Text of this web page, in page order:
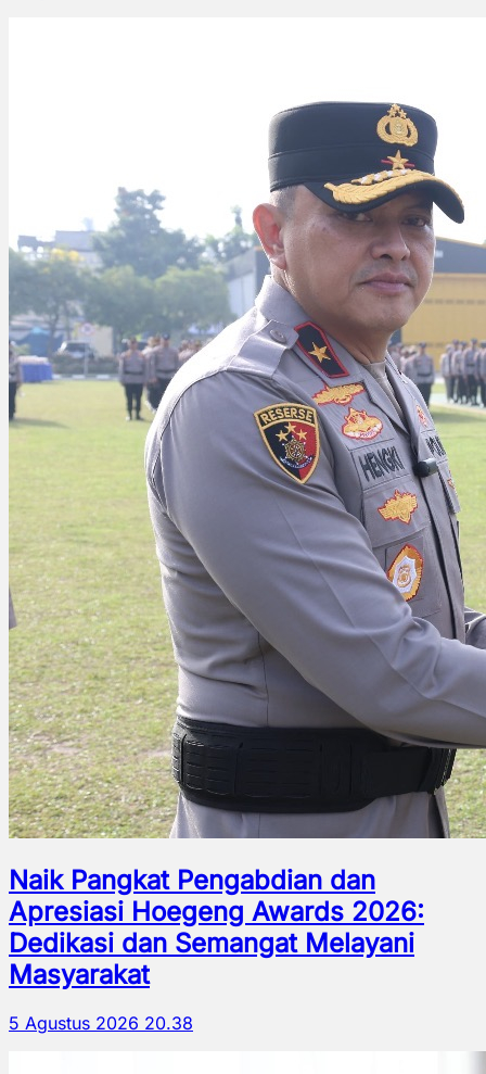
Naik Pangkat Pengabdian dan
Apresiasi Hoegeng Awards 2026:
Dedikasi dan Semangat Melayani
Masyarakat
5 Agustus 2026 20.38